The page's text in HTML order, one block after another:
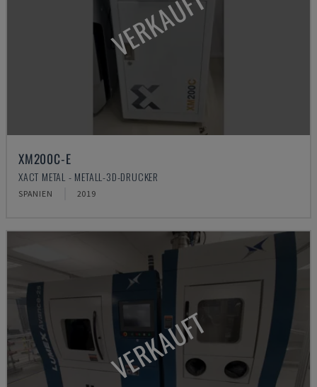
VERKAUFT
XM200C-E
XACT METAL - METALL-3D-DRUCKER
SPANIEN 2019
VERKAUFT